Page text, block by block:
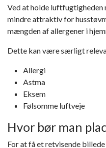
Ved at holde luftfugtigheden
mindre attraktiv for
mængden af allergener i
Dette kan være særligt
Allergi
Astma
Eksem
Følsomme luftveje
Hvor bør man
For at få et retvisende